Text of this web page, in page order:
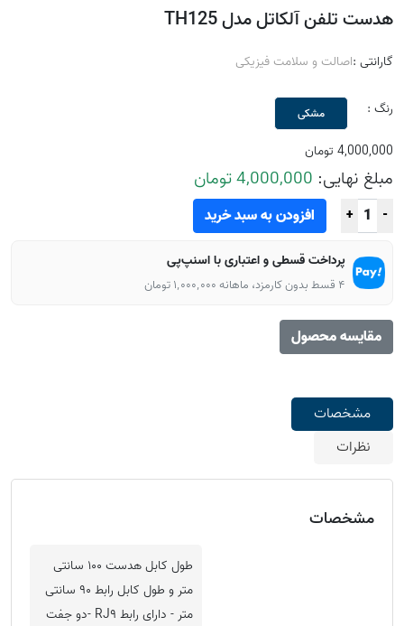
هدست تلفن آلکاتل مدل TH125
گارانتی :اصالت و سلامت فیزیکی
رنگ : مشکی
4,000,000 تومان
مبلغ نهایی: 4,000,000 تومان
+ - افزودن به سبد خرید
پرداخت قسطی و اعتباری با اسنپ‌پی
۴ قسط بدون کارمزد، ماهانه ۱٬۰۰۰٬۰۰۰ تومان
مقایسه محصول
مشخصات
نظرات
مشخصات
طول کابل هدست ۱۰۰ سانتی
متر و طول کابل رابط ۹۰ سانتی
متر - دارای رابط RJ۹ -دو جفت